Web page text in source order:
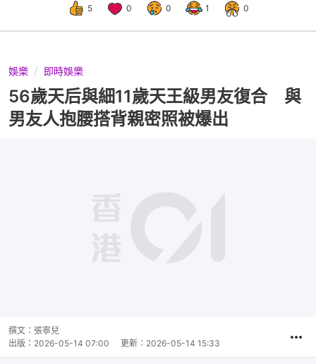
5 0 0 1 0
娛樂 即時娛樂
56歲天后與細11歲天王級男友復合 與
男友人抱腰搭背親密照被爆出
撰文： 張寧兒
出版： 2026-05-14 07:00 更新： 2026-05-14 15:33